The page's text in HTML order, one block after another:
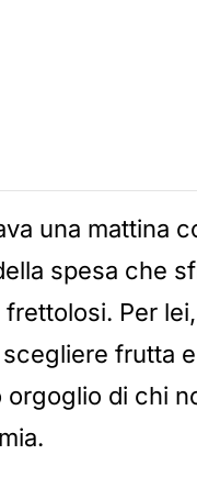
una mattina
spesa che
frettolosi. Per
frutta
orgoglio di chi